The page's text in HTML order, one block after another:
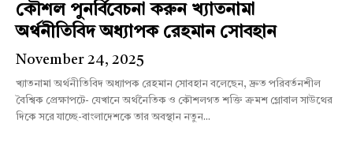
কৌশল পুনর্বিবেচনা করুন খ্যাতনামা
অর্থনীতিবিদ অধ্যাপক রেহমান সোবহান
November 24, 2025
খ্যাতনামা অর্থনীতিবিদ অধ্যাপক রেহমান সোবহান বলেছেন, দ্রুত পরিবর্তনশীল
বৈশ্বিক প্রেক্ষাপটে- যেখানে অর্থনৈতিক ও কৌশলগত শক্তি ক্রমশ গ্লোবাল সাউথের
দিকে সরে যাচ্ছে-বাংলাদেশকে তার অবস্থান নতুন...